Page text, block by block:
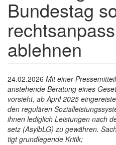
Bundestag
ablehnen
24.02.2026 Mit einer
anstehende Beratung eines
vorsieht, ab April 2025
den regu­lä­ren
ihnen ledig­lich Leis­tun­gen nach
setz (Asyl­bLG) zu gewäh­ren.
tigt grund­le­gen­de Kritik;